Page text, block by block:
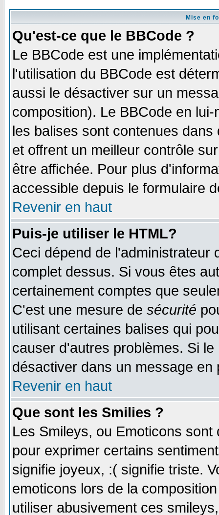
Mise en
Qu'est-ce que le BBCode ?
Le BBCode est une
l'utilisation du BBCode est
aussi le désactiver sur un
composition). Le BBCode en
les balises sont contenues
et offrent un meilleur contrôle
être affichée. Pour plus
accessible depuis le formulaire
Revenir en haut
Puis-je utiliser le HTML?
Ceci dépend de l'administrateur
complet dessus. Si vous êtes
certainement comptes que
C'est une mesure de sécurité
utilisant certaines balises qui
causer d'autres problèmes. Si
désactiver dans un message
Revenir en haut
Que sont les Smilies ?
Les Smileys, ou Emoticons
pour exprimer certains
signifie joyeux, :( signifie triste.
emoticons lors de la
utiliser abusivement ces